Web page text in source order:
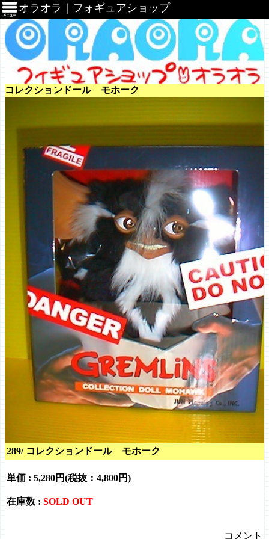
オラオラ｜フォギュアショップ
コレクションドール モホーク
289/ コレクションドール モホーク
単価 : 5,280円(税抜：4,800円)
在庫数 : SOLD OUT
コメント